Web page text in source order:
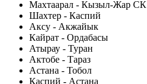
Махтаарал - Кызыл-Жар СК
Шахтер - Каспий
Аксу - Акжайык
Кайрат - Ордабасы
Атырау - Туран
Актобе - Тараз
Астана - Тобол
Каспий - Астана